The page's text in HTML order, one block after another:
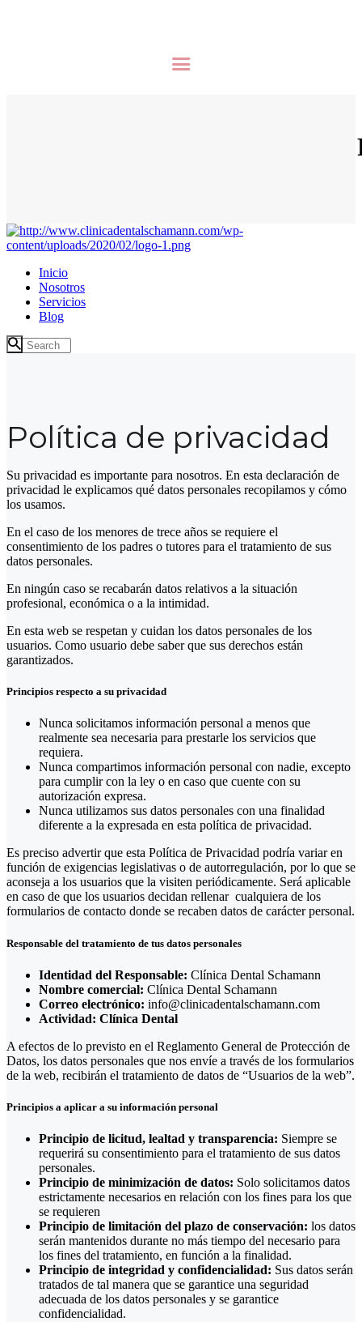
Inicio
Nosotros
Servicios
Blog
Política de privacidad
Su privacidad es importante para nosotros. En esta declaración de
privacidad le explicamos qué datos personales recopilamos y cómo
los usamos.
En el caso de los menores de trece años se requiere el
consentimiento de los padres o tutores para el tratamiento de sus
datos personales.
En ningún caso se recabarán datos relativos a la situación
profesional, económica o a la intimidad.
En esta web se respetan y cuidan los datos personales de los
usuarios. Como usuario debe saber que sus derechos están
garantizados.
Principios respecto a su privacidad
Nunca solicitamos información personal a menos que
realmente sea necesaria para prestarle los servicios que
requiera.
Nunca compartimos información personal con nadie, excepto
para cumplir con la ley o en caso que cuente con su
autorización expresa.
Nunca utilizamos sus datos personales con una finalidad
diferente a la expresada en esta política de privacidad.
Es preciso advertir que esta Política de Privacidad podría variar en
función de exigencias legislativas o de autorregulación, por lo que se
aconseja a los usuarios que la visiten periódicamente. Será aplicable
en caso de que los usuarios decidan rellenar cualquiera de los
formularios de contacto donde se recaben datos de carácter personal.
Responsable del tratamiento de tus datos personales
Identidad del Responsable: Clínica Dental Schamann
Nombre comercial: Clínica Dental Schamann
Correo electrónico: info@clinicadentalschamann.com
Actividad: Clínica Dental
A efectos de lo previsto en el Reglamento General de Protección de
Datos, los datos personales que nos envíe a través de los formularios
de la web, recibirán el tratamiento de datos de “Usuarios de la web”.
Principios a aplicar a su información personal
Principio de licitud, lealtad y transparencia: Siempre se
requerirá su consentimiento para el tratamiento de sus datos
personales.
Principio de minimización de datos: Solo solicitamos datos
estrictamente necesarios en relación con los fines para los que
se requieren
Principio de limitación del plazo de conservación: los datos
serán mantenidos durante no más tiempo del necesario para
los fines del tratamiento, en función a la finalidad.
Principio de integridad y confidencialidad: Sus datos serán
tratados de tal manera que se garantice una seguridad
adecuada de los datos personales y se garantice
confidencialidad.